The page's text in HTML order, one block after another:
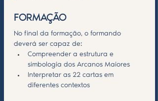
FORMAÇÃO
No final da formação, o formando
deverá ser capaz de:
Compreender a estrutura e
simbologia dos Arcanos Maiores
Interpretar as 22 cartas em
diferentes contextos